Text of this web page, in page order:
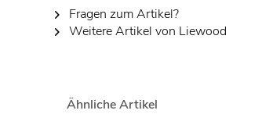
Fragen zum Artikel?
Weitere Artikel von Liewood
Ähnliche Artikel